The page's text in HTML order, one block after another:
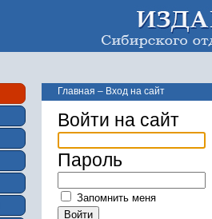
Главная – Вход на сайт
Войти на сайт
Пароль
Запомнить меня